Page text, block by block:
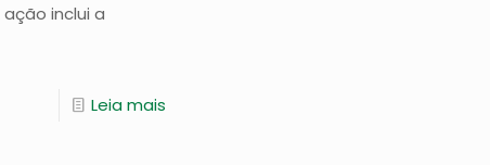
inclui a
Leia mais